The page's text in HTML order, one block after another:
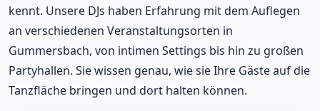
kennt. Unsere DJs haben Erfahrung mit dem Auflegen
an verschiedenen Veranstaltungsorten in
Gummersbach, von intimen Settings bis hin zu großen
Partyhallen. Sie wissen genau, wie sie Ihre Gäste auf die
Tanzfläche bringen und dort halten können.